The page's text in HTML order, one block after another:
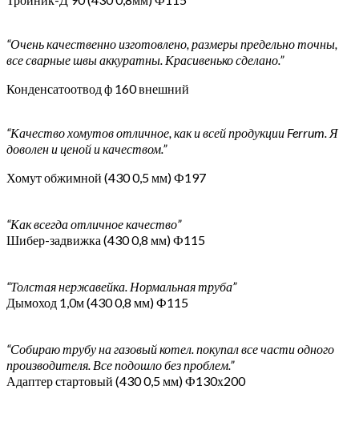
“Очень качественно изготовлено, размеры предельно точны,
все сварные швы аккуратны. Красивенько сделано.”
Конденсатоотвод ф 160 внешний
“Качество хомутов отличное, как и всей продукции Ferrum. Я
доволен и ценой и качеством.”
Хомут обжимной (430 0,5 мм) Ф197
“Как всегда отличное качество”
Шибер-задвижка (430 0,8 мм) Ф115
“Толстая нержавейка. Нормальная труба”
Дымоход 1,0м (430 0,8 мм) Ф115
“Собираю трубу на газовый котел. покупал все части одного
производителя. Все подошло без проблем.”
Адаптер стартовый (430 0,5 мм) Ф130х200